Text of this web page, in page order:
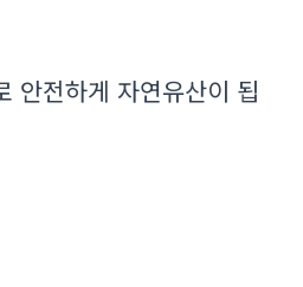
안전하게 자연유산이 됩